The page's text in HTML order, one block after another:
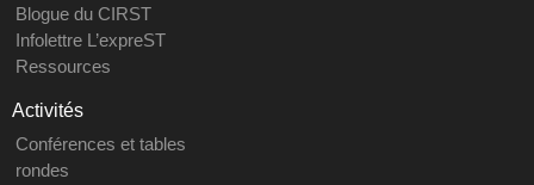
Blogue du CIRST
Infolettre L’expreST
Ressources
Activités
Conférences et tables
rondes